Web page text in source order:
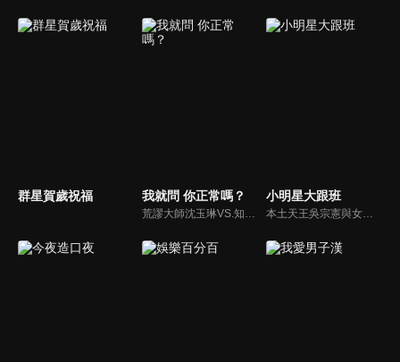
群星賀歲祝福 我就問 你正常嗎？ 小明星大跟班
本土天王吳宗憲與女兒吳姍儒（Sandy）搭檔主持，每集邀請來賓暢談演藝圈大小事，父女檔聯手笑果十足，老梗搭上新世代，最新組合強勢登場！